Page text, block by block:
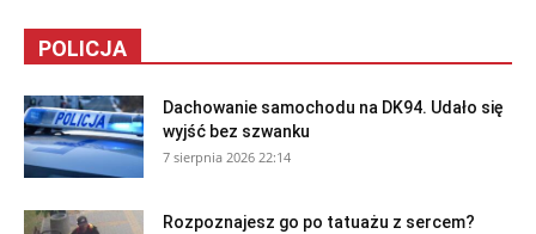
POLICJA
Dachowanie samochodu na DK94. Udało się
wyjść bez szwanku
7 sierpnia 2026 22:14
Rozpoznajesz go po tatuażu z sercem?